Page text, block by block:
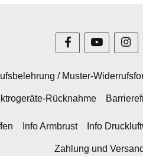
/ Muster-
Rücknahme
Info Armbrust Info
Zahlung und Versand